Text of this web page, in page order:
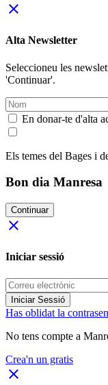
close
Alta Newsletter
Seleccioneu les
'Continuar'.
En donar-te d'alta
Els temes del Bages i
Bon dia Manresa
Continuar
close
Iniciar sessió
Iniciar Sessió
Has oblidat la
No tens compte a
Crea'n un gratis
close